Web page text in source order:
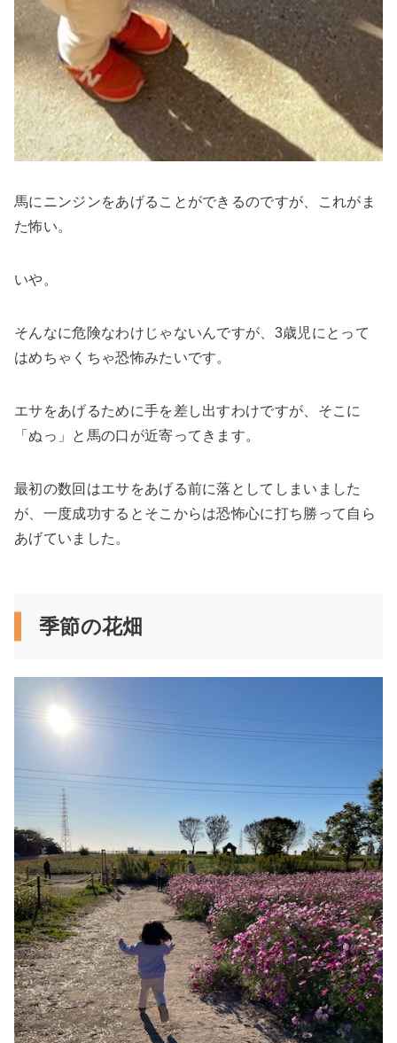
馬にニンジンをあげることができるのですが、これがま
た怖い。
いや。
そんなに危険なわけじゃないんですが、3歳児にとって
はめちゃくちゃ恐怖みたいです。
エサをあげるために手を差し出すわけですが、そこに
「ぬっ」と馬の口が近寄ってきます。
最初の数回はエサをあげる前に落としてしまいました
が、一度成功するとそこからは恐怖心に打ち勝って自ら
あげていました。
季節の花畑